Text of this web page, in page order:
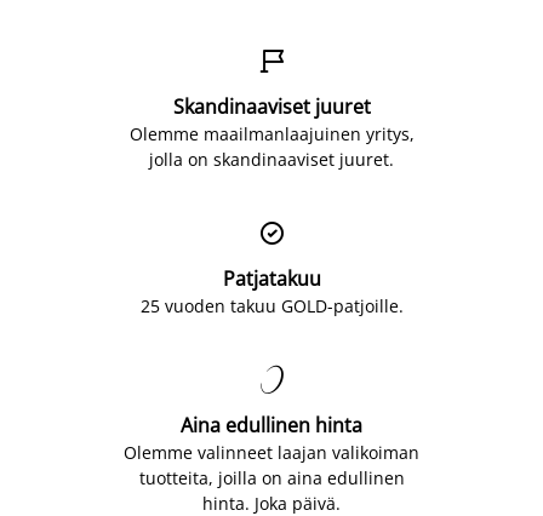

Skandinaaviset juuret
Olemme maailmanlaajuinen yritys,
jolla on skandinaaviset juuret.

Patjatakuu
25 vuoden takuu GOLD-patjoille.

Aina edullinen hinta
Olemme valinneet laajan valikoiman
tuotteita, joilla on aina edullinen
hinta. Joka päivä.